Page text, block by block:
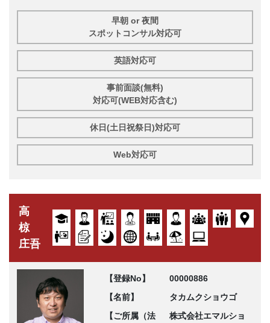
早朝 or 夜間
スポットコンサル対応可
英語対応可
事前面談(無料)
対応可(WEB対応含む)
休日(土日祝祭日)対応可
Web対応可
高
椋
庄吾
【登録No】
00000886
【名前】
タカムクショウゴ
【ご所属（法
株式会社エマルショ